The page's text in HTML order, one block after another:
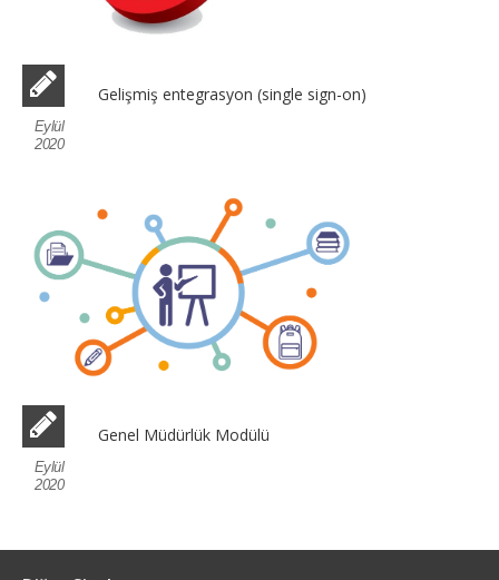
Eylül
2020
Gelişmiş entegrasyon (single sign-on)
Eylül
2020
Genel Müdürlük Modülü